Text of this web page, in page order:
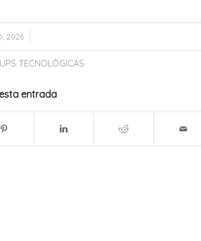
2026
TECNOLÓGICAS
entrada